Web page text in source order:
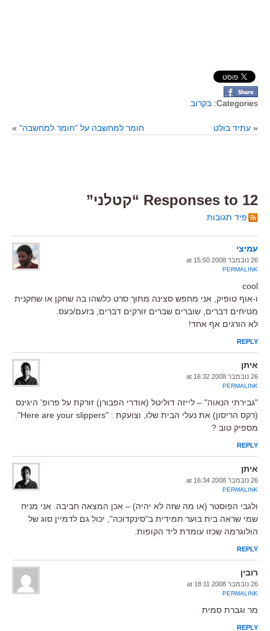
Categories: בקרוב
« עתיד בולט חומר למחשבה על "חומר למחשבה" »
12 Responses to “קטלני”
פיד תגובות
עמיצי
26 נובמבר 2008 at 15:50
PERMALINK
cool
ו-אוף טופיק, אני מחפש סצינה מתוך סרט כלשהו בה שחקן או שחקנית
מטיחים דברים, שוברים שברים זורקים דברים, בזעם/כעס.
לא הורגים אף אחד!
REPLY
איתן
26 נובמבר 2008 at 16:32
PERMALINK
"גבירתי הנאוה" – לייזה דוליטל (אודרי הפבורן) זורקת על פרופ' היגינס
(רקס הריסון) את נעלי הבית שלו, וצועקת : "Here are your slippers".
מספיק טוב ?
REPLY
איתן
26 נובמבר 2008 at 16:34
PERMALINK
ולגבי הפוסטר (או מה שזה לא יהיה) – אכן המצאה חביבה. אני מניח
שמי שראה בית בוער תמידית ב"סינקדוכה", יכול גם לדמיין סוג של
הולוגרמה שכזו עומדת ליד הקופות.
REPLY
רובין
26 נובמבר 2008 at 18:11
PERMALINK
מר וגברת סמית
REPLY